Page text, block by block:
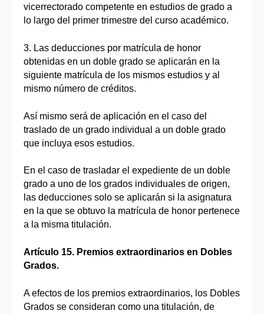
vicerrectorado competente en estudios de grado a
lo largo del primer trimestre del curso académico.
3. Las deducciones por matrícula de honor
obtenidas en un doble grado se aplicarán en la
siguiente matrícula de los mismos estudios y al
mismo número de créditos.
Así mismo será de aplicación en el caso del
traslado de un grado individual a un doble grado
que incluya esos estudios.
En el caso de trasladar el expediente de un doble
grado a uno de los grados individuales de origen,
las deducciones solo se aplicarán si la asignatura
en la que se obtuvo la matrícula de honor pertenece
a la misma titulación.
Artículo 15. Premios extraordinarios en Dobles
Grados.
A efectos de los premios extraordinarios, los Dobles
Grados se consideran como una titula­ción, de